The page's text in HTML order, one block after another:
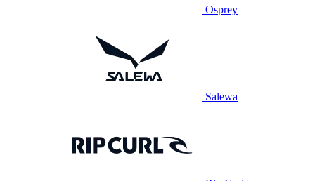
Osprey
Salewa